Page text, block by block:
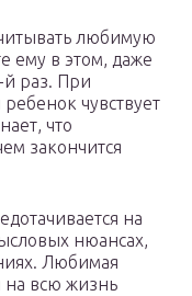
любимую
ему в этом, даже
й раз. При
чувствует
что
закончится
на
нюансах,
Любимая
на всю жизнь